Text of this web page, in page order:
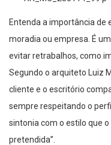
Entenda a importância de
moradia ou empresa. É
evitar retrabalhos, como
Segundo o arquiteto Luiz
cliente e o escritório
sempre respeitando o
sintonia com o estilo que
pretendida”.